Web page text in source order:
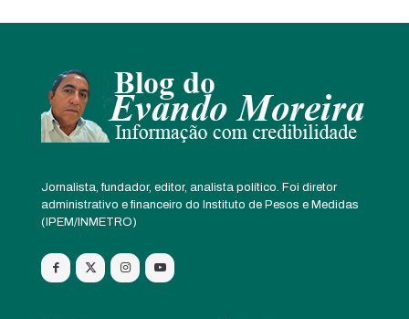
Jornalista, fundador, editor, analista político. Foi diretor
administrativo e financeiro do Instituto de Pesos e Medidas
(IPEM/INMETRO)